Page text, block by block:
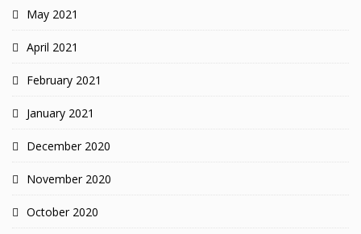
May 2021
April 2021
February 2021
January 2021
December 2020
November 2020
October 2020